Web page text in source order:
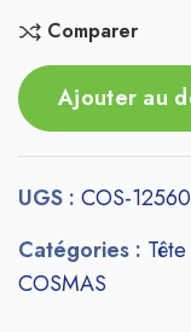
Comparer
Ajouter au
UGS : COS-
Catégories :
COSMAS